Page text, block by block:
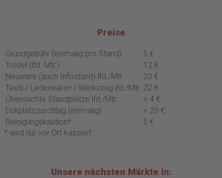
Preise
Grundgebühr (einmalig pro Stand)
5 €
Trödel (lfd. Mtr.)
12 €
Neuware (auch Infostand) lfd./Mtr.
20 €
Textil / Lederwaren / Werkzeug lfd./Mtr. 22 €
Überdachte Standplätze lfd./Mtr.
+ 4 €
Eckplatzzuschlag (einmalig)
+ 20 €
Reinigungskaution*
5 €
* wird nur vor Ort kassiert
Unsere nächsten Märkte in: